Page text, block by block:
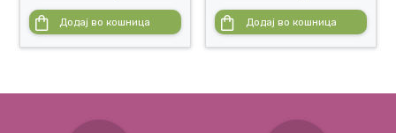
Додај во кошница Додај во кошница